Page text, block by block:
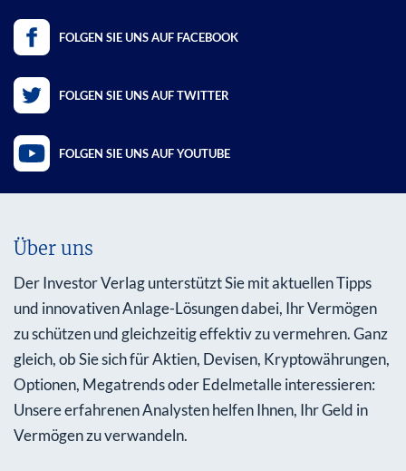
FOLGEN SIE UNS AUF FACEBOOK
FOLGEN SIE UNS AUF TWITTER
FOLGEN SIE UNS AUF YOUTUBE
Über uns
Der Investor Verlag unterstützt Sie mit aktuellen Tipps
und innovativen Anlage-Lösungen dabei, Ihr Vermögen
zu schützen und gleichzeitig effektiv zu vermehren. Ganz
gleich, ob Sie sich für Aktien, Devisen, Kryptowährungen,
Optionen, Megatrends oder Edelmetalle interessieren:
Unsere erfahrenen Analysten helfen Ihnen, Ihr Geld in
Vermögen zu verwandeln.